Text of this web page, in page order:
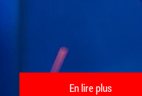
En lire plus